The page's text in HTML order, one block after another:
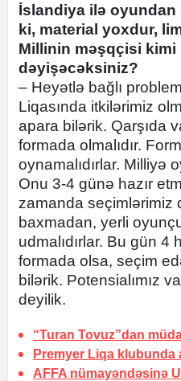
İslandiya ilə oyundan
ki, material yoxdur,
Millinin məşqçisi kimi
dəyişəcəksiniz?
– Heyətlə bağlı
Liqasında itkilərimiz
apara bilərik. Qarşıda
formada olmalıdır.
oynamalıdırlar. Milliyə
Onu 3-4 günə hazır
zamanda seçimlərimiz
baxmadan, yerli
udmalıdırlar. Bu gün 4
formada olsa, seçim
bilərik. Potensialımız
deyilik.
“Turan Tovuz”dan
Premyer Liqa klubunda
AFFA nümayəndəsinə